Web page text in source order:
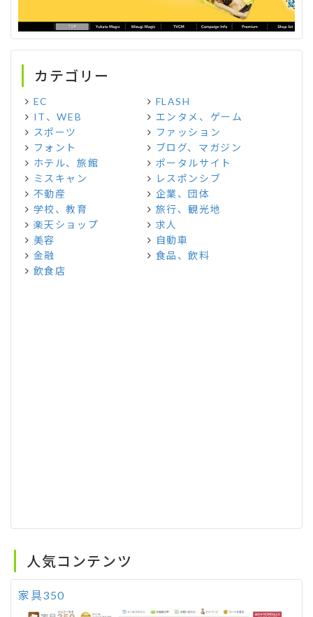
カテゴリー
EC
FLASH
IT、WEB
エンタメ、ゲーム
スポーツ
ファッション
フォント
ブログ、マガジン
ホテル、旅館
ポータルサイト
ミスキャン
レスポンシブ
不動産
企業、団体
学校、教育
旅行、観光地
楽天ショップ
求人
美容
自動車
金融
食品、飲料
飲食店
人気コンテンツ
家具350